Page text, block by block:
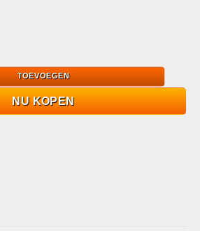
Protect en Play Zonnebrand Lotion
TOEVOEGEN
NU KOPEN